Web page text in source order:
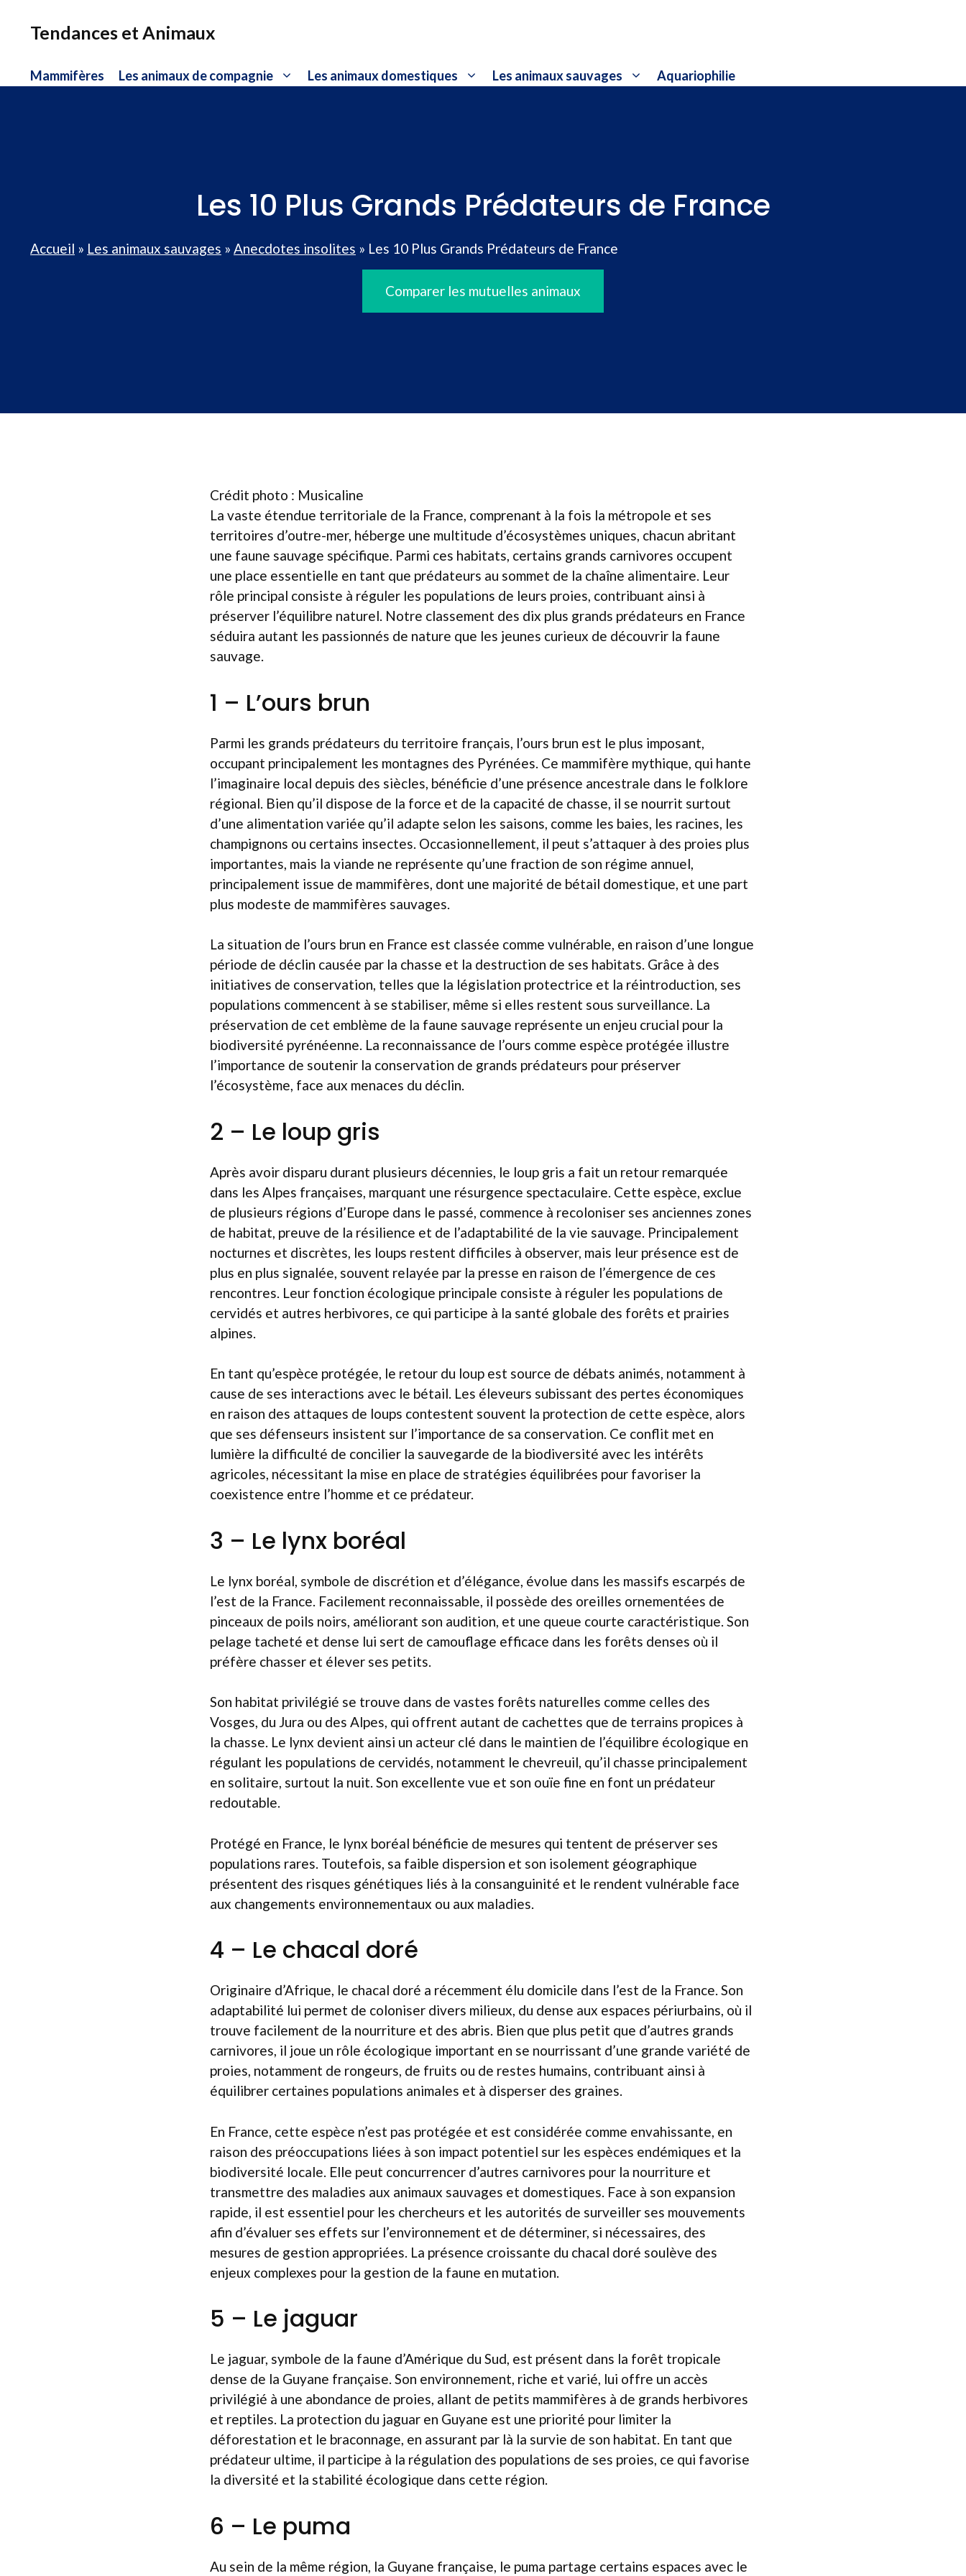
Tendances et Animaux
Mammifères Les animaux de compagnie Les animaux domestiques Les animaux sauvages Aquariophilie
Les 10 Plus Grands Prédateurs de France
Accueil » Les animaux sauvages » Anecdotes insolites » Les 10 Plus Grands Prédateurs de France
Comparer les mutuelles animaux
Crédit photo : Musicaline
La vaste étendue territoriale de la France, comprenant à la fois la métropole et ses
territoires d’outre-mer, héberge une multitude d’écosystèmes uniques, chacun abritant
une faune sauvage spécifique. Parmi ces habitats, certains grands carnivores occupent
une place essentielle en tant que prédateurs au sommet de la chaîne alimentaire. Leur
rôle principal consiste à réguler les populations de leurs proies, contribuant ainsi à
préserver l’équilibre naturel. Notre classement des dix plus grands prédateurs en France
séduira autant les passionnés de nature que les jeunes curieux de découvrir la faune
sauvage.
1 – L’ours brun
Parmi les grands prédateurs du territoire français, l’ours brun est le plus imposant,
occupant principalement les montagnes des Pyrénées. Ce mammifère mythique, qui hante
l’imaginaire local depuis des siècles, bénéficie d’une présence ancestrale dans le folklore
régional. Bien qu’il dispose de la force et de la capacité de chasse, il se nourrit surtout
d’une alimentation variée qu’il adapte selon les saisons, comme les baies, les racines, les
champignons ou certains insectes. Occasionnellement, il peut s’attaquer à des proies plus
importantes, mais la viande ne représente qu’une fraction de son régime annuel,
principalement issue de mammifères, dont une majorité de bétail domestique, et une part
plus modeste de mammifères sauvages.
La situation de l’ours brun en France est classée comme vulnérable, en raison d’une longue
période de déclin causée par la chasse et la destruction de ses habitats. Grâce à des
initiatives de conservation, telles que la législation protectrice et la réintroduction, ses
populations commencent à se stabiliser, même si elles restent sous surveillance. La
préservation de cet emblème de la faune sauvage représente un enjeu crucial pour la
biodiversité pyrénéenne. La reconnaissance de l’ours comme espèce protégée illustre
l’importance de soutenir la conservation de grands prédateurs pour préserver
l’écosystème, face aux menaces du déclin.
2 – Le loup gris
Après avoir disparu durant plusieurs décennies, le loup gris a fait un retour remarquée
dans les Alpes françaises, marquant une résurgence spectaculaire. Cette espèce, exclue
de plusieurs régions d’Europe dans le passé, commence à recoloniser ses anciennes zones
de habitat, preuve de la résilience et de l’adaptabilité de la vie sauvage. Principalement
nocturnes et discrètes, les loups restent difficiles à observer, mais leur présence est de
plus en plus signalée, souvent relayée par la presse en raison de l’émergence de ces
rencontres. Leur fonction écologique principale consiste à réguler les populations de
cervidés et autres herbivores, ce qui participe à la santé globale des forêts et prairies
alpines.
En tant qu’espèce protégée, le retour du loup est source de débats animés, notamment à
cause de ses interactions avec le bétail. Les éleveurs subissant des pertes économiques
en raison des attaques de loups contestent souvent la protection de cette espèce, alors
que ses défenseurs insistent sur l’importance de sa conservation. Ce conflit met en
lumière la difficulté de concilier la sauvegarde de la biodiversité avec les intérêts
agricoles, nécessitant la mise en place de stratégies équilibrées pour favoriser la
coexistence entre l’homme et ce prédateur.
3 – Le lynx boréal
Le lynx boréal, symbole de discrétion et d’élégance, évolue dans les massifs escarpés de
l’est de la France. Facilement reconnaissable, il possède des oreilles ornementées de
pinceaux de poils noirs, améliorant son audition, et une queue courte caractéristique. Son
pelage tacheté et dense lui sert de camouflage efficace dans les forêts denses où il
préfère chasser et élever ses petits.
Son habitat privilégié se trouve dans de vastes forêts naturelles comme celles des
Vosges, du Jura ou des Alpes, qui offrent autant de cachettes que de terrains propices à
la chasse. Le lynx devient ainsi un acteur clé dans le maintien de l’équilibre écologique en
régulant les populations de cervidés, notamment le chevreuil, qu’il chasse principalement
en solitaire, surtout la nuit. Son excellente vue et son ouïe fine en font un prédateur
redoutable.
Protégé en France, le lynx boréal bénéficie de mesures qui tentent de préserver ses
populations rares. Toutefois, sa faible dispersion et son isolement géographique
présentent des risques génétiques liés à la consanguinité et le rendent vulnérable face
aux changements environnementaux ou aux maladies.
4 – Le chacal doré
Originaire d’Afrique, le chacal doré a récemment élu domicile dans l’est de la France. Son
adaptabilité lui permet de coloniser divers milieux, du dense aux espaces périurbains, où il
trouve facilement de la nourriture et des abris. Bien que plus petit que d’autres grands
carnivores, il joue un rôle écologique important en se nourrissant d’une grande variété de
proies, notamment de rongeurs, de fruits ou de restes humains, contribuant ainsi à
équilibrer certaines populations animales et à disperser des graines.
En France, cette espèce n’est pas protégée et est considérée comme envahissante, en
raison des préoccupations liées à son impact potentiel sur les espèces endémiques et la
biodiversité locale. Elle peut concurrencer d’autres carnivores pour la nourriture et
transmettre des maladies aux animaux sauvages et domestiques. Face à son expansion
rapide, il est essentiel pour les chercheurs et les autorités de surveiller ses mouvements
afin d’évaluer ses effets sur l’environnement et de déterminer, si nécessaires, des
mesures de gestion appropriées. La présence croissante du chacal doré soulève des
enjeux complexes pour la gestion de la faune en mutation.
5 – Le jaguar
Le jaguar, symbole de la faune d’Amérique du Sud, est présent dans la forêt tropicale
dense de la Guyane française. Son environnement, riche et varié, lui offre un accès
privilégié à une abondance de proies, allant de petits mammifères à de grands herbivores
et reptiles. La protection du jaguar en Guyane est une priorité pour limiter la
déforestation et le braconnage, en assurant par là la survie de son habitat. En tant que
prédateur ultime, il participe à la régulation des populations de ses proies, ce qui favorise
la diversité et la stabilité écologique dans cette région.
6 – Le puma
Au sein de la même région, la Guyane française, le puma partage certains espaces avec le